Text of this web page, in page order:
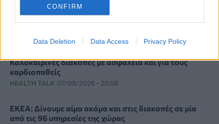
CONFIRM
Data Deletion Data Access Privacy Policy
ΕΕΣ: Τα μέτρα ασφαλείας που πρέπει να λάβουν οι
πληγέντες από τη φωτιά στη Δυτική Αττική
07/08/2026 - 21:44
Καλοκαιρινές διακοπές με ασφάλεια και για τους
καρδιοπαθείς
HEALTH TALK 07/08/2026 - 20:58
ΕΚΕΑ: Δίνουμε αίμα ακόμα και στις διακοπές σε μία
από τις 96 υπηρεσίες της χώρας